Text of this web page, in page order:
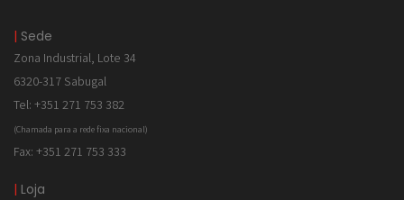
| Sede
Zona Industrial, Lote 34
6320-317 Sabugal
Tel: +351 271 753 382
(Chamada para a rede fixa nacional)
Fax: +351 271 753 333
| Loja